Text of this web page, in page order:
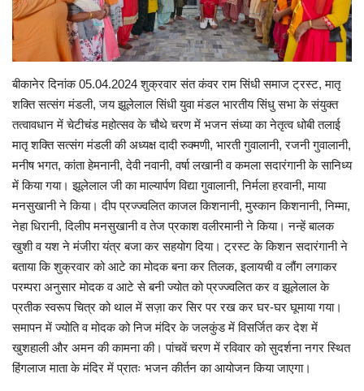
Personalities
Sindhi Videos
बीकानेर दिनांक 05.04.2024 शुक्रवार संत कंवर राम सिंधी समाज ट्रस्ट, मातृ
शक्ति सत्संग मंडली, जय झूलेलाल सिंधी युवा मंडल भारतीय सिंधु सभा के संयुक्त
तत्वावधान में चेटीचंड महोत्सव के चौथे चरण में भजन संध्या का नेतृत्व धोबी तलाई
मातृ शक्ति सत्संग मंडली की अध्यक्ष दादी रुक्मणी, भारती गुवालानी, रजनी गुवालानी,
मनीष भगत, कांता हेमनानी, देवी नवानी, वर्षा लखानी व कमला सदारंगानी के सानिध्य
में किया गया। झूलेलाल जी का माल्यार्पण विद्या गुवालानी, निर्मला हरवानी, माया
मनसुखानी ने किया। दीप प्रज्ज्वलित काजल किशनानी, मुस्कान किशनानी, निम्मा,
नेहा धिरानी, दिलीप मनसुखानी व तेज प्रकाश वलीरमानी ने किया। नन्हें बालक
खुशी व यश ने मंजीरा यंत्र बजा कर सहयोग दिया। ट्रस्ट के किशन सदारंगानी ने
बताया कि शुक्रवार को आटे का मोदक बना कर तिलक, इलायची व लौंग लगाकर
परम्परा अनुसार मोदक व आटे से बनी ज्योत को प्रज्ज्वलित कर व झूलेलाल के
प्रतीक स्वरूप चित्र को थाल में सज़ा कर सिर पर रख कर घर-घर घूमाया गया।
समापन में ज्योति व मोदक को निज मंदिर के जलकुंड में विसर्जित कर देश में
खुशहाली और अमन की कामना की। पांचवें चरण में रविवार को सुदर्शना नगर स्थित
हिंगलाज माता के मंदिर में प्रातः भजन कीर्तन का आयोजन किया जाएगा।